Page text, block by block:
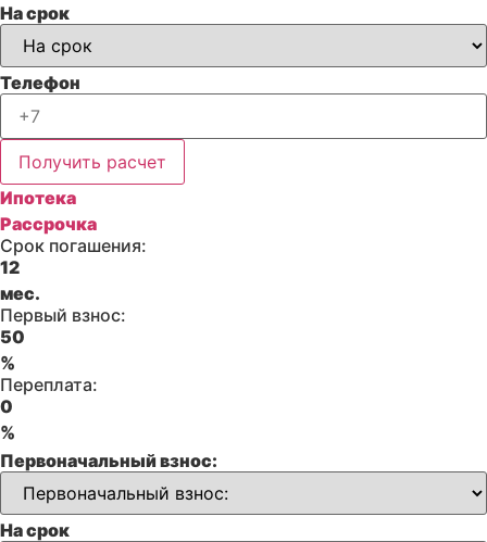
На срок
Телефон
Получить расчет
Ипотека
Рассрочка
Срок погашения:
12
мес.
Первый взнос:
50
%
Переплата:
0
%
Первоначальный взнос:
На срок